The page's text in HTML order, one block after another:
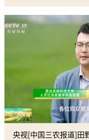
央视[中国三农报道]田